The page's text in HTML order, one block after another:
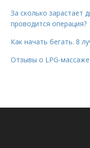
За сколько зарастает
проводится операция?
Как начать бегать. 8
Отзывы о LPG-массаже